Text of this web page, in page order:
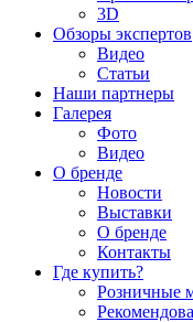
3D
Обзоры экспертов
Видео
Статьи
Наши партнеры
Галерея
Фото
Видео
О бренде
Новости
Выставки
О бренде
Контакты
Где купить?
Розничные